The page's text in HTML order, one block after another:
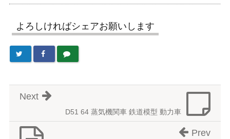
よろしければシェアお願いします
D51 64 蒸気機関車 鉄道模型 動力車
Next
Prev